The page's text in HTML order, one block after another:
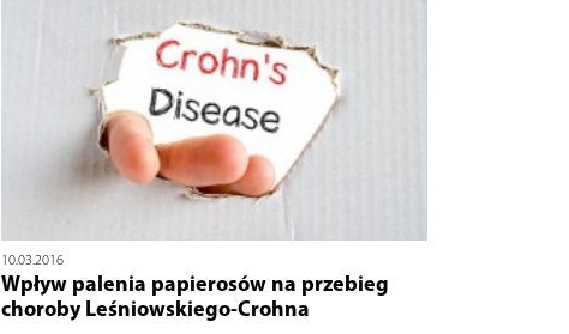
10.03.2016
Wpływ palenia papierosów na przebieg
choroby Leśniowskiego-Crohna